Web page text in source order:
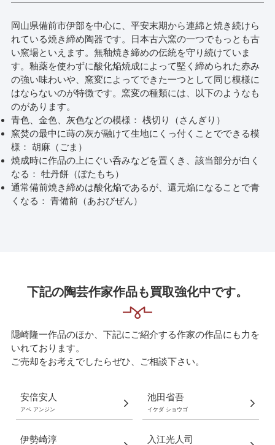
岡山県備前市伊部を中心に、平安末期から連綿と焼き続けら
れている焼き締め陶器です。日本古六窯の一つでもっとも古
い窯場といえます。無釉焼き締めの伝統を守り続けていま
す。釉薬を使わずに酸化焔焼成によって堅く締められた赤み
の強い味わいや、窯変によってできた一つとして同じ模様に
はならないのが特徴です。窯変の種類には、以下のようなも
のがあります。
青色、金色、灰色などの模様： 桟切り（さんぎり）
窯焚の最中に蒔の灰が融けて生地にくっ付くことでできる模
様： 胡麻（ごま）
焼成時に作品の上にぐい呑みなどを置くき、該当部分が白く
なる： 牡丹餅（ぼたもち）
通常備前焼き締めは酸化焔であるが、還元焔になることで青
くなる： 青備前（あおびぜん）
下記の陶芸作家作品も買取強化中です。
隠崎隆一作品のほか、下記にご紹介する作家の作品にも力を
いれております。
ご売却をお考えでしたらぜひ、ご相談下さい。
安倍安人
アベ アンジン
池田省吾
イケダ ショウゴ
伊勢崎淳 入江光人司